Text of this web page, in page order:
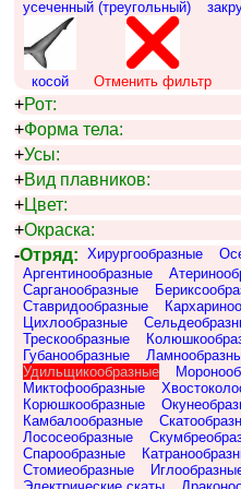
усеченный (треугольный)
косой Отменить фильтр
+Рот:
+Форма тела:
+Усы:
+Вид плавников:
+Цвет:
+Окраска:
-Отряд: Хирургообразные
Аргентинообразные
Сарганообразные
Ставридообразные
Цихлообразные
Трескообразные
Губанообразные
Удильщикообразные
Миктофообразные
Корюшкообразные
Камбалообразные
Лососеобразные
Спарообразные
Стомиеобразные